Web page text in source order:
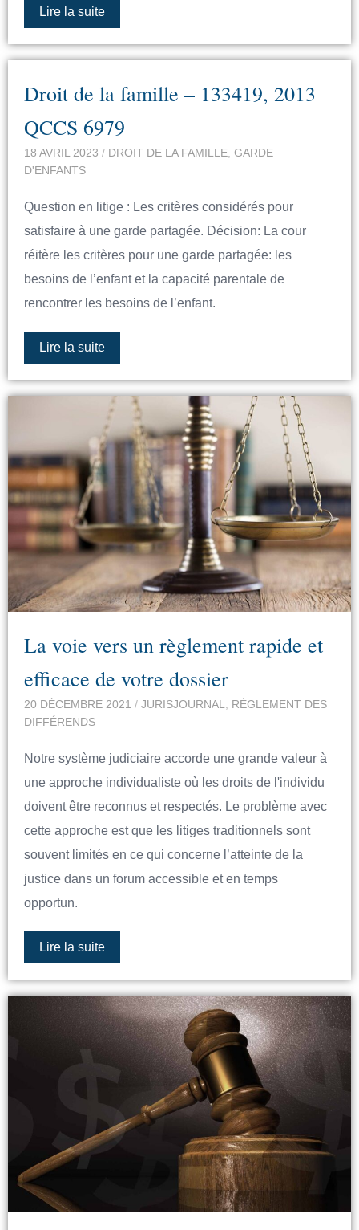
Lire la suite
Droit de la famille – 133419, 2013
QCCS 6979
18 AVRIL 2023 / DROIT DE LA FAMILLE GARDE
D'ENFANTS
Question en litige : Les critères considérés pour
satisfaire à une garde partagée. Décision: La cour
réitère les critères pour une garde partagée: les
besoins de l’enfant et la capacité parentale de
rencontrer les besoins de l’enfant.
Lire la suite
La voie vers un règlement rapide et
efficace de votre dossier
20 DÉCEMBRE 2021 / JURISJOURNAL
RÈGLEMENT DES
DIFFÉRENDS
Notre système judiciaire accorde une grande valeur à
une approche individualiste où les droits de l'individu
doivent être reconnus et respectés. Le problème avec
cette approche est que les litiges traditionnels sont
souvent limités en ce qui concerne l’atteinte de la
justice dans un forum accessible et en temps
opportun.
Lire la suite